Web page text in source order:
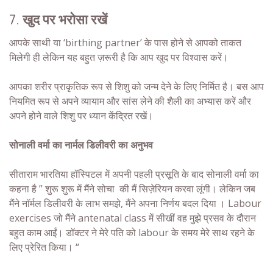
7.खुद पर भरोसा रखें
आपके साथीया ‘birthing partner’के पास होने से आपको ताकत
मिलेगी ही लेकिन यह बहुत ज़रूरी है कि आप खुद पर विश्वास करें।
आपका शरीर प्राकृतिक रूप से शिशु को जन्म देने के लिए निर्मित है। बस आप
नियमित रूप से अपने व्यायाम और सांस लेने की शैली का अभ्यास करें और
अपने होने वाले शिशु पर ध्यान केंद्रित रखें।
सोनाली वर्मा का नार्मल डिलीवरी का अनुभव
सीतारामभारतियाहॉस्पिटल में अपनी पहली प्रसूति के बाद सोनाली वर्मा का
कहना है ” शुरू शुरू में मैंने सोचा की मैंसिज़ेरियनकरवा लूंगी। लेकिन जब
मैंने नॉर्मल डिलीवरी के लाभ समझे, मैंने अपना निर्णय बदल दिया । Labour
exercises जो मैंने antenatal class में सीखीं वह मुझे प्रसव के दौरान
बहुत काम आईं। डॉक्टर ने मेरे पति को labour के समय मेरे साथ रहने के
लिए प्रेरित किया। “